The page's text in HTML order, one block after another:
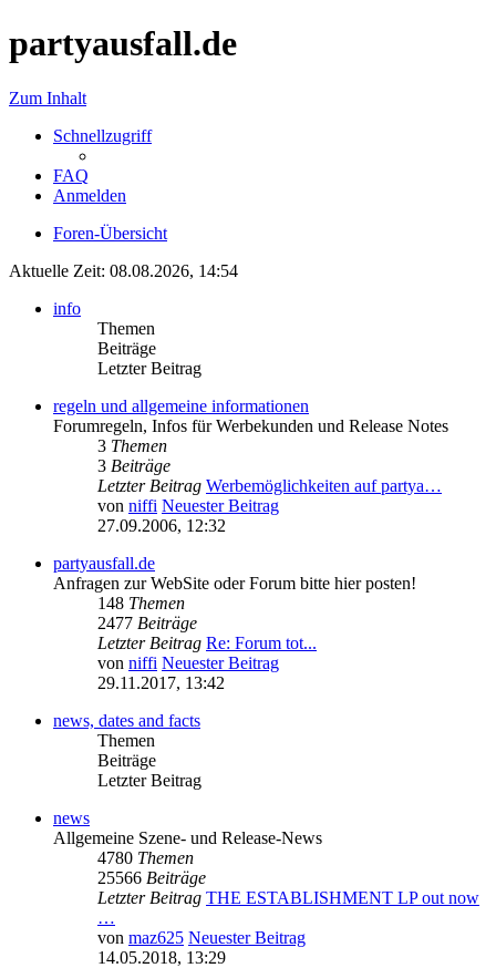
partyausfall.de
Zum Inhalt
Schnellzugriff
FAQ
Anmelden
Foren-Übersicht
Aktuelle Zeit: 08.08.2026, 14:54
info
Themen
Beiträge
Letzter Beitrag
regeln und allgemeine informationen
Forumregeln, Infos für Werbekunden und Release Notes
3 Themen
3 Beiträge
Letzter Beitrag Werbemöglichkeiten auf partya…
von niffi Neuester Beitrag
27.09.2006, 12:32
partyausfall.de
Anfragen zur WebSite oder Forum bitte hier posten!
148 Themen
2477 Beiträge
Letzter Beitrag Re: Forum tot...
von niffi Neuester Beitrag
29.11.2017, 13:42
news, dates and facts
Themen
Beiträge
Letzter Beitrag
news
Allgemeine Szene- und Release-News
4780 Themen
25566 Beiträge
Letzter Beitrag THE ESTABLISHMENT LP out now
…
von maz625 Neuester Beitrag
14.05.2018, 13:29